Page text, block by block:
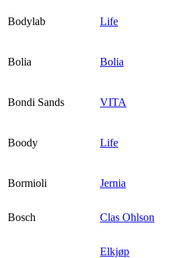
Bodylab Life
Bolia Bolia
Bondi Sands VITA
Boody Life
Bormioli Jernia
Bosch
Clas Ohlson
Elkjøp